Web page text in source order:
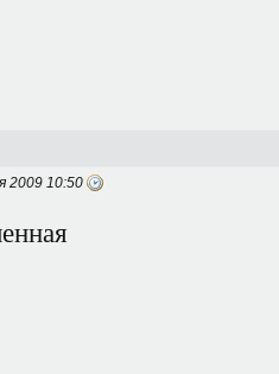
2009 10:50